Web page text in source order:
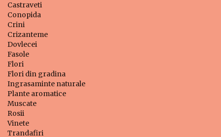
Castraveti
Conopida
Crini
Crizanteme
Dovlecei
Fasole
Flori
Flori din gradina
Ingrasaminte naturale
Plante aromatice
Muscate
Rosii
Vinete
Trandafiri